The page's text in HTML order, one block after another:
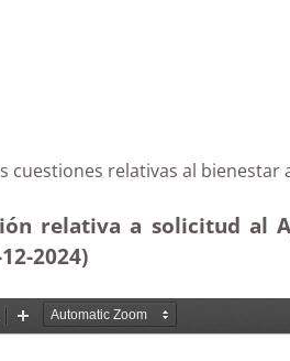
cuestiones relativas al
relativa a solicitud al
-2024)